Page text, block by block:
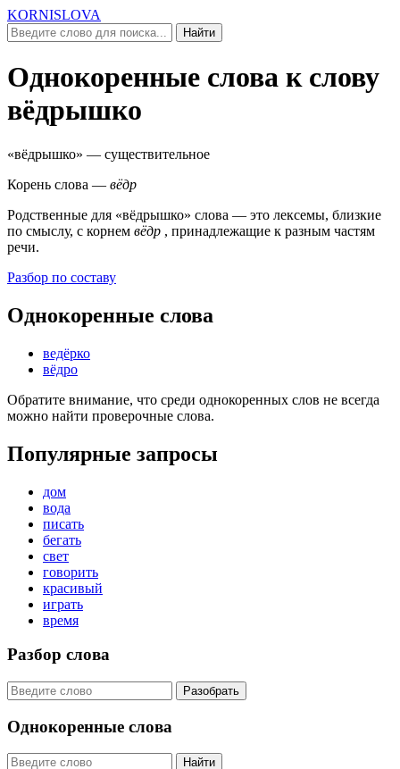
KORNISLOVA
Найти
Однокоренные слова к слову
вёдрышко
«вёдрышко» — существительное
Корень слова — вёдр
Родственные для «вёдрышко» слова — это лексемы, близкие
по смыслу, c корнем вёдр , принадлежащие к разным частям
речи.
Разбор по составу
Однокоренные слова
ведёрко
вёдро
Обратите внимание, что среди однокоренных слов не всегда
можно найти проверочные слова.
Популярные запросы
дом
вода
писать
бегать
свет
говорить
красивый
играть
время
Разбор слова
Разобрать
Однокоренные слова
Найти